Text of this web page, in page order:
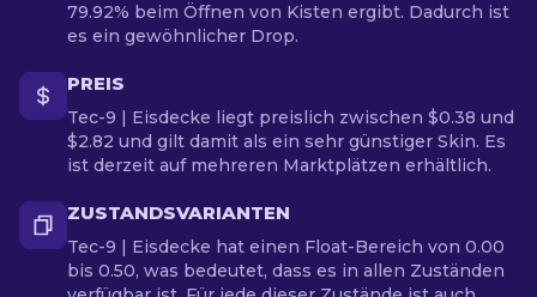
79.92% beim Öffnen von Kisten ergibt. Dadurch ist
es ein gewöhnlicher Drop.
PREIS
Tec-9 | Eisdecke liegt preislich zwischen $0.38 und
$2.82 und gilt damit als ein sehr günstiger Skin. Es
ist derzeit auf mehreren Marktplätzen erhältlich.
ZUSTANDSVARIANTEN
Tec-9 | Eisdecke hat einen Float-Bereich von 0.00
bis 0.50, was bedeutet, dass es in allen Zuständen